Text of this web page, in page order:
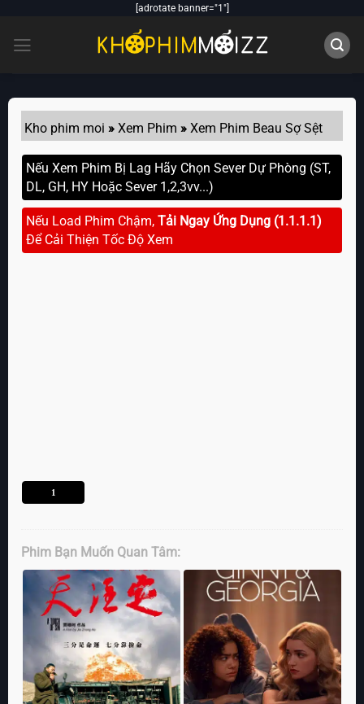
content
[adrotate banner="1"]
Kho phim moi »Xem Phim »Xem Phim Beau Sợ Sệt
Nếu Xem Phim Bị Lag Hãy Chọn Sever Dự Phòng (ST,
DL, GH, HY Hoặc Sever 1,2,3vv...)
Nếu Load Phim Chậm,Tải Ngay Ứng Dụng (1.1.1.1)
Để Cải Thiện Tốc Độ Xem
1
Phim Bạn Muốn Quan Tâm: